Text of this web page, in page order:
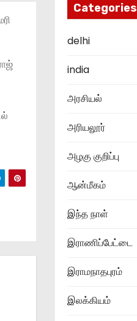
Categories
delhi
india
அரசியல்
அரியலூர்
அழகு குறிப்பு
ஆன்மீகம்
இந்த நாள்
இராணிப்பேட்டை
இராமநாதபுரம்
இலக்கியம்